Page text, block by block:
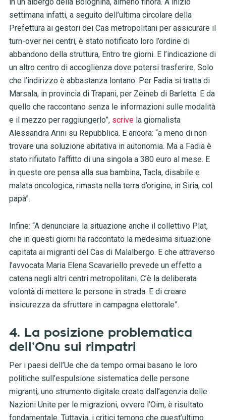
settimana infatti, a seguito dell’ultima circolare della
Prefettura ai gestori dei Cas metropolitani per assicurare il
turn-over nei centri, è stato notificato loro l’ordine di
abbandono della struttura, Entro tre giorni. E l’indicazione di
un altro centro di accoglienza dove potersi trasferire. Solo
che l’indirizzo è abbastanza lontano. Per Fadia si tratta di
Marsala, in provincia di Trapani, per Zeineb di Barletta. E da
quello che raccontano senza le informazioni sulle modalità
e il mezzo per raggiungerlo”, scrivela giornalista
Alessandra Arini su Repubblica. E ancora: “a meno di non
trovare una soluzione abitativa in autonomia. Ma a Fadia è
stato rifiutato l’affitto di una singola a 380 euro al mese. E
in queste ore pensa alla sua bambina, Tacla, disabile e
malata oncologica, rimasta nella terra d’origine, in Siria, col
papà”.
Infine: “A denunciare la situazione anche il collettivo Plat,
che in questi giorni ha raccontato la medesima situazione
capitata ai migranti del Cas di Malalbergo. E che attraverso
l’avvocata Maria Elena Scavariello prevede un effetto a
catena negli altri centri metropolitani. C’è la deliberata
volontà di mettere le persone in strada. E di creare
insicurezza da sfruttare in campagna elettorale”.
4. La posizione problematica
dell’Onu sui rimpatri
Per i paesi dell’Ue che da tempo ormai basano le loro
politiche sull’espulsione sistematica delle persone
migranti, uno strumento digitale creato dall’agenzia delle
Nazioni Unite per le migrazioni, ovvero l’Oim, è risultato
fondamentale. Tuttavia, i critici temono che quest’ultimo